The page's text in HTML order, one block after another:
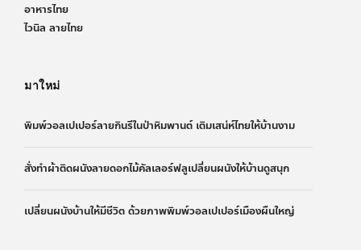
อาหารไทย
ไวนิล ลายไทย
มาใหม่
พิมพ์วอลเปเปอร์ลายกินรีในป่าหิมพานต์ เติมเสน่ห์ไทยให้บ้านงาม
สั่งทำผ้าติดผนังลายดอกไม้คัลเลอร์ฟลูเปลี่ยนผนังให้บ้านดูสนุก
เปลี่ยนผนังบ้านให้มีชีวิต ด้วยภาพพิมพ์วอลเปเปอร์เมืองผืนใหญ่